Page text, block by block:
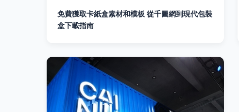
免費獲取卡紙盒素材和模板 從千圖網到現代包裝
盒下載指南